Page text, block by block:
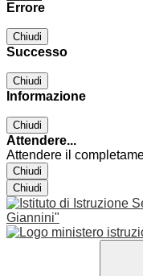
Errore
Chiudi
Successo
Chiudi
Informazione
Chiudi
Attendere...
Attendere il
Chiudi
Chiudi